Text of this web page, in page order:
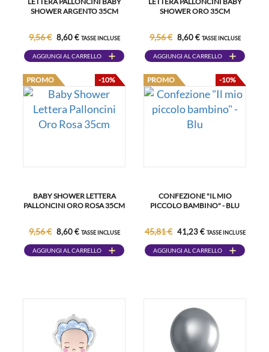
SHOWER ARGENTO 35CM
9,56 € 8,60 € TASSE INCLUSE
AGGIUNGI AL CARRELLO
SHOWER ORO 35CM
9,56 € 8,60 € TASSE INCLUSE
AGGIUNGI AL CARRELLO
PROMO -10%
BABY SHOWER LETTERA
PALLONCINI ORO ROSA 35CM
9,56 € 8,60 € TASSE INCLUSE
AGGIUNGI AL CARRELLO
PROMO -10%
CONFEZIONE "IL MIO
PICCOLO BAMBINO" - BLU
45,81 € 41,23 € TASSE INCLUSE
AGGIUNGI AL CARRELLO